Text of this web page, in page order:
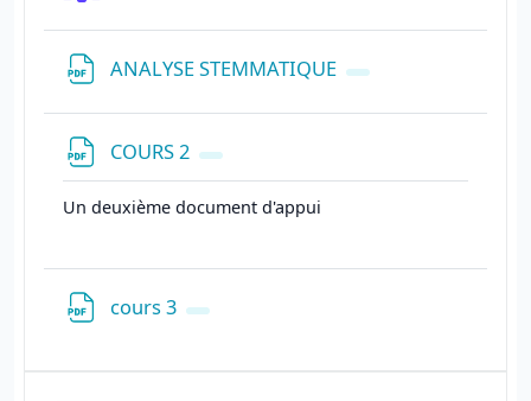
ANALYSE STEMMATIQUE Fichier
COURS 2 Fichier
Un deuxième document d'appui
cours 3 Fichier